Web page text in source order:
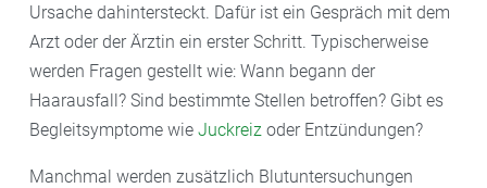
Ursache dahintersteckt. Dafür ist ein Gespräch mit dem
Arzt oder der Ärztin ein erster Schritt. Typischerweise
werden Fragen gestellt wie: Wann begann der
Haarausfall? Sind bestimmte Stellen betroffen? Gibt es
Begleitsymptome wie Juckreiz oder Entzündungen?
Manchmal werden zusätzlich Blutuntersuchungen